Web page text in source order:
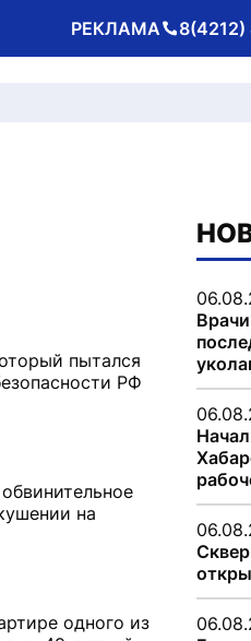
РЕКЛАМА
Телефон 8(4212)
пытался
РФ
на
одного из